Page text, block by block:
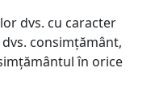
dvs. cu caracter
consimțământ,
în orice